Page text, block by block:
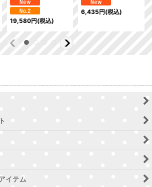
19,580円(税込)
6,435円(税込)
イテム